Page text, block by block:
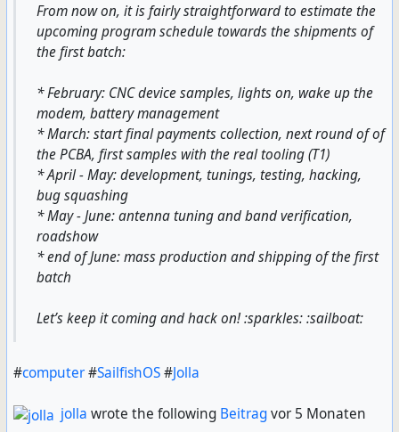
From now on, it is fairly straightforward to estimate the
upcoming program schedule towards the shipments of
the first batch:
* February: CNC device samples, lights on, wake up the
modem, battery management
* March: start final payments collection, next round of of
the PCBA, first samples with the real tooling (T1)
* April - May: development, tunings, testing, hacking,
bug squashing
* May - June: antenna tuning and band verification,
roadshow
* end of June: mass production and shipping of the first
batch
Let’s keep it coming and hack on! :sparkles: :sailboat:
#computer#SailfishOS#Jolla
jolla wrote the following Beitragvor 5 Monaten